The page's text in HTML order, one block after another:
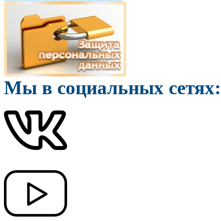
Мы в социальных сетях: